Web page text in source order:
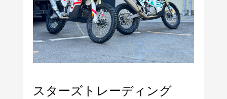
スターズトレーディング